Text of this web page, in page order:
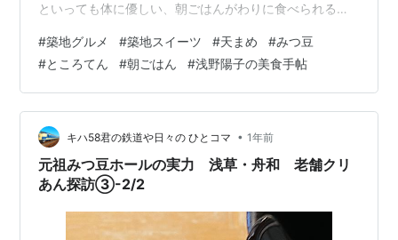
といっても体に優しい、朝ごはんがわりに食べられるみ
地】初心者こそまずは「築地魚河岸」ビルへ！活用法を
まるっと解説 築地シリーズを最初から読むならこちら：
【築地】 魚好きは一度は行くべき！最高級マグロ丼がお
得に食べられる海鮮丼専門店「海玄（しーげん）」 実は
築地場外市場の隣はスイーツエリア! 晴海通りのこの看板
を背に徒歩8分 おいしいものであふ…
#築地グルメ #築地スイーツ #天まめ #みつ豆
#ところてん #朝ごはん #浅野陽子の美食手帖
キハ58君の鉄道や日々の ひとコマ • 1年前
元祖みつ豆ホールの実力 浅草・舟和 老舗クリ
あん探訪③-2/2